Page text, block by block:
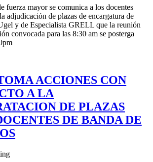
fuerza mayor se comunica a los docentes
adjudicación de plazas de encargatura de
y de Especialista GRELL que la reunión
convocada para las 8:30 am se posterga
ACCIONES CON
A LA
DE PLAZAS
DE BANDA DE